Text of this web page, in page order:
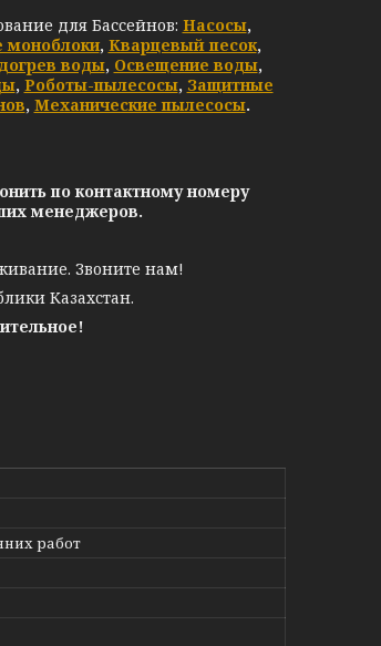
для Бассейнов: Насосы,
моноблоки, Кварцевый песок,
воды, Освещение воды,
, Роботы-пылесосы, Защитные
, Механические пылесосы.
по контактному номеру
менеджеров.
Звоните нам!
Казахстан.
работ